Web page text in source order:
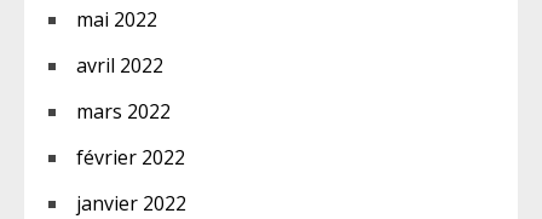
mai 2022
avril 2022
mars 2022
février 2022
janvier 2022